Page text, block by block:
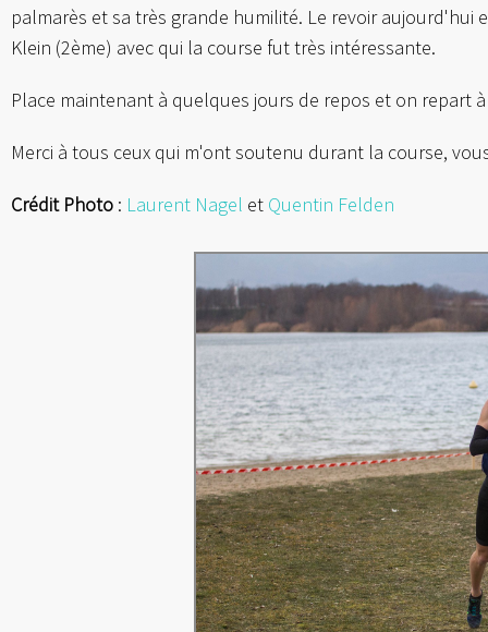
palmarès et sa très grande humilité. Le revoir
Klein (2ème) avec qui la course fut très intéressante.
Place maintenant à quelques jours de repos et on repart
Merci à tous ceux qui m'ont soutenu durant la course,
Crédit Photo : Laurent Nagel et Quentin Felden